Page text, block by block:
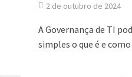
2 de outubro de 2024
A Governança de TI
simples o que é e